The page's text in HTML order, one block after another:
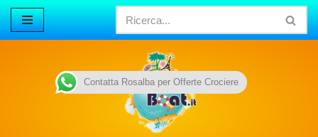
Vai
Contatta Rosalba per Offerte Crociere